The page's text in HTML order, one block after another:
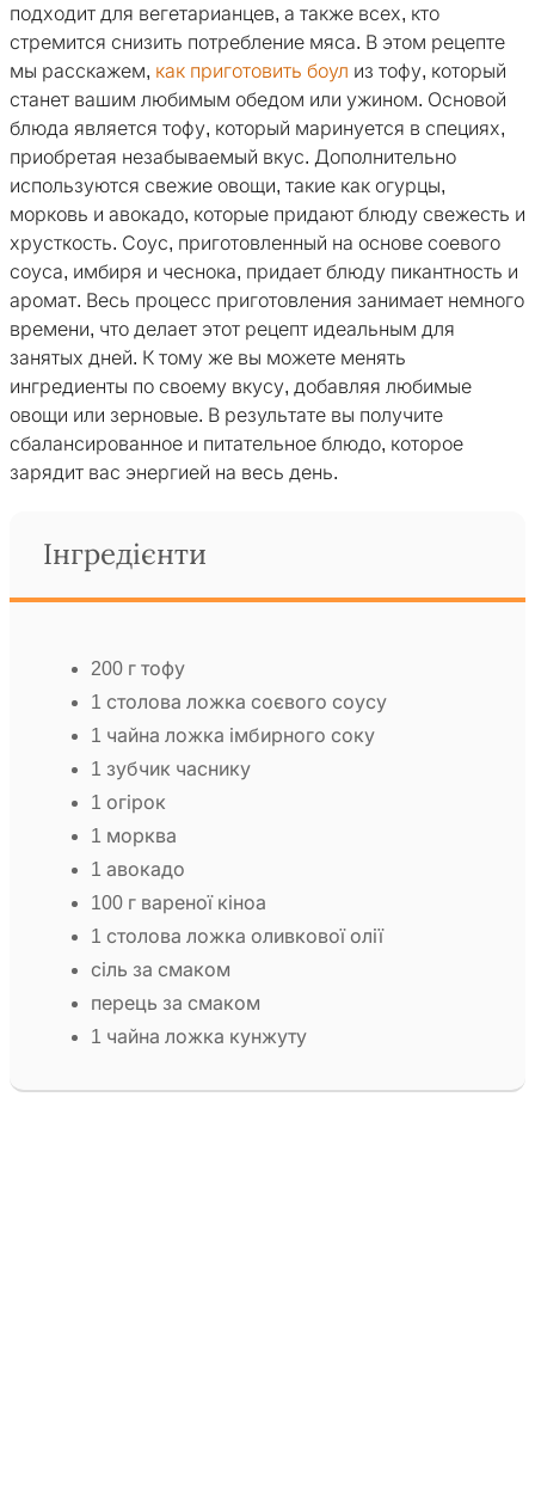
подходит для вегетарианцев, а также всех, кто
стремится снизить потребление мяса. В этом рецепте
мы расскажем, как приготовить боул из тофу, который
станет вашим любимым обедом или ужином. Основой
блюда является тофу, который маринуется в специях,
приобретая незабываемый вкус. Дополнительно
используются свежие овощи, такие как огурцы,
морковь и авокадо, которые придают блюду свежесть и
хрусткость. Соус, приготовленный на основе соевого
соуса, имбиря и чеснока, придает блюду пикантность и
аромат. Весь процесс приготовления занимает немного
времени, что делает этот рецепт идеальным для
занятых дней. К тому же вы можете менять
ингредиенты по своему вкусу, добавляя любимые
овощи или зерновые. В результате вы получите
сбалансированное и питательное блюдо, которое
зарядит вас энергией на весь день.
Інгредієнти
200 г тофу
1 столова ложка соєвого соусу
1 чайна ложка імбирного соку
1 зубчик часнику
1 огірок
1 морква
1 авокадо
100 г вареної кіноа
1 столова ложка оливкової олії
сіль за смаком
перець за смаком
1 чайна ложка кунжуту